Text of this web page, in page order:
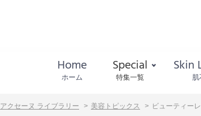
Home
ホーム
Special
特集一覧
Skin
肌
アクセーヌ ライブラリー 美容トピックス ビューティー